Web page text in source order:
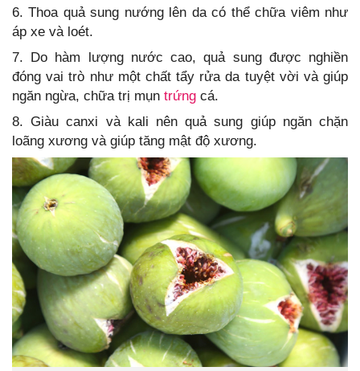
6. Thoa quả sung nướng lên da có thể chữa viêm như
áp xe và loét.
7. Do hàm lượng nước cao, quả sung được nghiền
đóng vai trò như một chất tẩy rửa da tuyệt vời và giúp
ngăn ngừa, chữa trị mụn trứng cá.
8. Giàu canxi và kali nên quả sung giúp ngăn chặn
loãng xương và giúp tăng mật độ xương.